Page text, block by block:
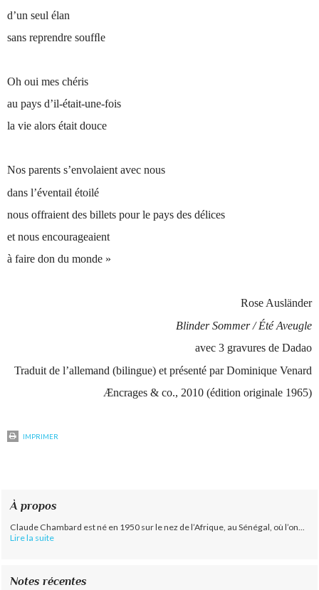
d’un seul élan
sans reprendre soufﬂe
Oh oui mes chéris
au pays d’il-était-une-fois
la vie alors était douce
Nos parents s’envolaient avec nous
dans l’éventail étoilé
nous offraient des billets pour le pays des délices
et nous encourageaient
à faire don du monde »
Rose Ausländer
Blinder Sommer / Été Aveugle
avec 3 gravures de Dadao
Traduit de l’allemand (bilingue) et présenté par Dominique Venard
Æncrages & co., 2010 (édition originale 1965)
IMPRIMER
À propos
Claude Chambard est né en 1950 sur le nez de l’Afrique, au Sénégal, où l’on...
Lire la suite
Notes récentes